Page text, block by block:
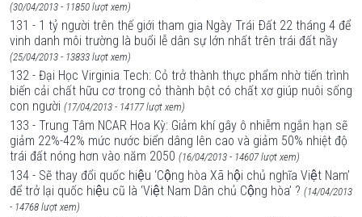
(30/04/2013 - 11850 lượt xem)
131 - 1 tỷ người trên thế giới tham gia Ngày Trái Ðất 22 tháng 4 để
vinh danh môi trường là buổi lễ dân sự lớn nhất trên trái đất nầy
(25/04/2013 - 13833 lượt xem)
132 - Đại Học Virginia Tech: Cỏ trở thành thực phẩm nhờ tiến trình
biến cải chất hữu cơ trong cỏ thành bột có chất xơ giúp nuôi sống
con người (17/04/2013 - 14177 lượt xem)
133 - Trung Tâm NCAR Hoa Kỳ: Giảm khí gây ô nhiễm ngắn hạn sẽ
giảm 22%-42% mức nước biển dâng lên cao và giảm 50% nhiệt độ
trái đất nóng hơn vào năm 2050 (16/04/2013 - 14607 lượt xem)
134 - Sẽ thay đổi quốc hiệu ‘Cộng hòa Xã hội chủ nghĩa Việt Nam’
để trở lại quốc hiệu cũ là ‘Việt Nam Dân chủ Cộng hòa’ ? (14/04/2013
- 14768 lượt xem)